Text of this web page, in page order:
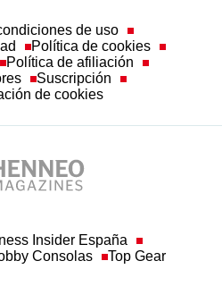
de uso
Política de cookies
Política de afiliación
Suscripción
de cookies
Insider España
Consolas Top Gear